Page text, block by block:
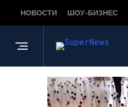
НОВОСТИ ШОУ-БИЗНЕС